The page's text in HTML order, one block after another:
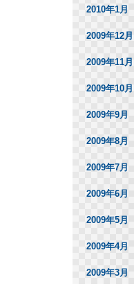
2010年1月
2009年12月
2009年11月
2009年10月
2009年9月
2009年8月
2009年7月
2009年6月
2009年5月
2009年4月
2009年3月